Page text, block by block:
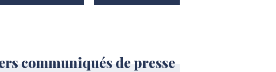
communiqués de presse